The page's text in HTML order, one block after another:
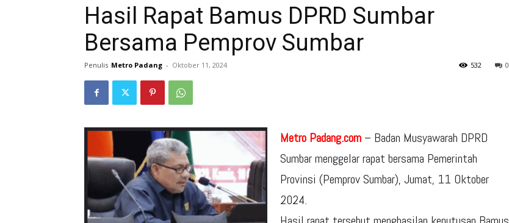
Hasil Rapat Bamus DPRD Sumbar
Bersama Pemprov Sumbar
Penulis Metro Padang - Oktober 11, 2024 0
532
Metro Padang.com – Badan Musyawarah DPRD
Sumbar menggelar rapat bersama Pemerintah
Provinsi (Pemprov Sumbar), Jumat, 11 Oktober
2024.